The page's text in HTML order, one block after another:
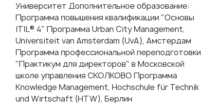
Университет Дополнительное образование:
Программа повышения квалификации "Основы
ITIL® 4" Программа Urban City Management,
Universiteit van Amsterdam (UvA), Амстердам
Программа профессиональной переподготовки
"Практикум для директоров" в Московской
школе управления СКОЛКОВО Программа
Knowledge Management, Hochschule für Technik
und Wirtschaft (HTW), Берлин